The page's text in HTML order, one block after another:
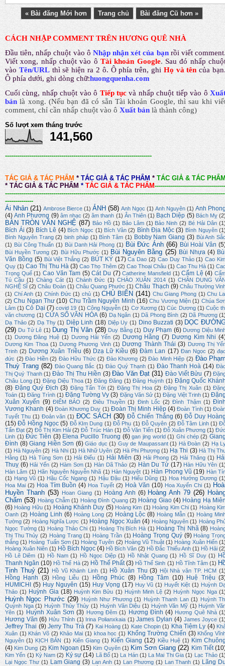
« Bài đăng Mới hơn Trang chủ Bài đăng Cũ hơn »
CÁCH NHẬP COMMENT TRÊN HƯƠNG QUÊ NHÀ
Đầu tiên, nhấp chuột vào ô Nhập nhận xét của bạn rồi viết comment
Viết xong, nhấp chuột vào ô Tài khoản Google. Sau đó nhấp
vào Tên/URL thì sẽ hiện ra 2 ô. Ô phía trên, ghi Họ và tên của
Ô phía dưới, ghi dòng chữ:huongquenha.com
Cuối cùng, nhấp chuột vào ô Tiếp tục và nhấp chuột tiếp vào ô
bản là xong.(Nếu bạn đã có sẵn Tài khoản Google, thì sau khi
comment, chỉ cần nhấp chuột vào ô Xuất bản là thành công)
Số lượt xem tháng trước
141,560
-------------------------------------------------------------------------
TÁC GIẢ & TÁC PHẨM * TÁC GIẢ & TÁC PHẨM * TÁC GIẢ & TÁC
* TÁC GIẢ & TÁC PHẨM * TÁC GIẢ & TÁC PHẨM-----------------------------------
--------------
Ái Nhân (21) Ambrose Bierce (1) ẢNH (58) Anh Ngọc (1) Anh Nguyên (1) Anh
(4) Anh Phương (9) âm nhạc (2) âm thanh (1) Ân Thiên (1) Bạch Diệp (5) Bách Mỵ
BÀN TRÒN VĂN NGHỆ (87) Bảo Hồ (1) Bảo Lâm (1) Bảo Ninh (2) Bé Hải Dân
Bích Ái (3) Bích Lê (4) Bích Ngọc (1) Bích Vân (2) Bình Địa Mộc (3) Bình Nguyên
Bình Nguyên Trang (2) binh pháp (1) Bình Tâm (1) Bobby Nam Giang (3) Bùi Anh
(1) Bùi Công Thuấn (1) Bùi Danh Hải Phong (1) Bùi Đức Ánh (66) Bùi Hoài Vân
Bùi Huyền Tương (2) Bùi Hữu Phước (1) Bùi Nguyên Bằng (25) Bùi Nhựa (4)
Văn Bồng (5) Bùi Việt Thắng (2) BÚT KÝ (17) Ca Dao (2) Cao Duy Thảo (1) Cao
Quy (1) Cao Thị Thu Hà (3) Cao Thọ Thêm (2) Cao Thoại Châu (1) Cao Thu Hà (1)
Trọng Quế (1) Cao Văn Tam (5) Cát Du (7) Catherine Mansfield (1) Cẩm Lệ (4)
Tú Cầu (1) Chàng Cát (1) Chánh Đức (1) CHÀO XUÂN 2014 (1) CHÂN DUNG
NGHỆ SĨ (2) Châu Đoàn (1) Châu Quang Phước (1) Châu Thạch (9) Châu Thường
(1) Chí Anh (1) Chính Đức (1) chủ (1) CHỦ BIÊN (141) Chu Giang Phong (1) Chu
(2) Chu Ngạn Thư (10) Chu Trầm Nguyên Minh (16) Chu Vương Miện (1) Chúa
Lâm (1) Cỏ Dại (7) covid 19 (1) Công Nguyễn (1) Cơ Xương (1) Cúc Dương (1) Cuộc
văn chương (1) CỬA SỔ VĂN HÓA (6) Dạ Ngân (1) Dã Phong Bình (2) Dã Phương
Dạ Thảo (2) Dạ Thy (1) Diệp Linh (18) Diệp Uy (1) Dino Buzzati (3) DỌC
(29) Du Tử Lê (1) Dung Thị Vân (28) Duy Bằng (1) Duy Phạm (6) Dương Diệu
(1)
Dương Đăng Huệ (1) Dương Hải Yến (2) Dương Hằng (7) Dương Kim Nhi
Dương Kim Thoa (1) Dương Phương Vinh (1) Dương Thành Thái (3) Dương Thị
Trinh (2) Dương Xuân Triều (6) Dzạ Lữ Kiều (6) Đàm Lan (17) Đan Ngọc (2)
đức (2) Đào Hiền (2) Đào Hữu Thức (2) Đào Khương (2) Đào Minh Hiệp (2) Đào
Thuỳ Trang (82) Đào Quang Bắc (1) Đào Quý Thạnh (1) Đào Thanh Hoà (14)
Thị Quý Thanh (1) Đào Thị Thu Hiền (3) Đào Văn Đạt (31) Đào Viết Bửu (7)
Châu Long (1) Đặng Diệu Thoa (1) Đăng Đăng (1) Đăng Huỳnh (1) Đặng Quốc
(8) Đặng Quý Địch (3) Đặng Tấn Tới (2) Đặng Thị Hoa (2) Đặng Thị Xuân (1)
Toán (1) Đăng Trình (1) Đặng Tường Vy (3) Đặng Văn Sử (1) Đặng Việt Trinh (1)
Xuân Xuyến (9) ĐIỂM BÁO (2) Điêu Thuyền (1) Đinh Lốc (2) Đình Thậm (1)
Vương Khanh (4) Đoàn Khương Duy (1) Đoàn Thị Minh Hiệp (4) Đoàn Tình (1)
Tuyết Thu (1) Đoản văn (1) ĐỌC SÁCH (30) Đỗ Chiến Thắng (6) Đỗ Duy
(15) Đỗ Hồng Ngọc (5) Đỗ KIm Dung (1) Đỗ Phu (1) Đỗ Quyên (2) Đỗ Tâm Linh (1)
Tấn Đạt (2) Đỗ Thị Kim Hải (2) Đỗ Trúc Hàn (1) Đỗ Văn Tiến (1) Đỗ Xuân Phương (1)
Linh (1) Đức Tiên (3) Elena Pucillo Truong (6) gan jing world (1) Ghi chép (2)
Đình (8) Giang Hiền Sơn (6) Giáo dục (1) Guy de Maupassant (1) Hà Đoàn (2) Hạ
(1) Hà Nguyên (2) Hà Nhi (1) Hà Nhữ Uyên (2) Hà Phi Phượng (1) Hạ Thi (3) Hà Thị
Hằng (1) Hà Tùng Sơn (1) Hải Điểu (1) Hải Miên (3) Hải Phong (2) Hải Thăng (1)
Thuỵ (6) Hải Yến (2) Hàm Sơn (1) Hàn Dã Thảo (2) Hàn Du Tử (17) Hàn Hữu Yên
Hàn Lâm (1) Hãn Nguyên Nguyễn Nhã (1) Hàn Nguyệt (1) Hàn Phong Vũ (19) Hàn
(1) Hạng Vũ (1) Hậu Cốc Ngang (1) Hậu Đậu (1) Hiếu Dũng (1) Hoa Hướng Dương
Hoa Mai (2) Hoa Tím Buồn (4) Hoa Tuyết (2) Hoà Văn (10) Hoa Xuyến Chi (1)
Huyền Thanh (53) Hoan Giang (1) Hoàng Anh (6) Hoàng Anh 79 (26)
Chẩm (53) Hoàng Chẫm (1) Hoàng Đình Quang (2) Hoàng Giao (4) Hoàng Hạ
(6) Hoàng Hữu (1) Hoàng Khánh Duy (5) Hoàng Kim (1) Hoàng Kim Chi (1) Hoàng
Oanh (2) Hoàng Linh (6) Hoàng Long (2) Hoàng Lộc (8) Hoàng Mẫn (1) Hoàng
Tường (2) Hoàng Nghĩa Lược (1) Hoàng Ngọc Xuân (4) Hoàng Nguyên (1) Hoàng
Ngọc Tường (1) Hoàng Thảo Chi (1) Hoàng Thị Bích Hà (1) Hoàng Thị Nhã (8)
Thị Thu Thủy (2) Hoàng Trang (1) Hoàng Trần (1) Hoàng Trọng Quý (9) Hoàng
thắng (1) Hoàng Tuấn Sơn (1) Hoàng Tuyên (2) Hoàng Vũ Thuật (1) Hoàng Xuân Hiến
Hoàng Xuân Niên (1) Hồ Bích Ngọc (4) Hồ Bích Vân (2) Hồ Đắc Thiếu Anh (1) Hồ Hải
Hồ Lê Diêm (1) Hồ Nam (1) Hồ Ngọc Diệp (1) Hồ Nhật Quang (1) Hồ Sĩ Duy (1)
Thanh Ngân (10) Hồ Thế Hà (2) Hồ Thế Phất (3) Hồ Thế Sinh (1) Hồ Tĩnh Tâm (1)
Tịnh Thuỷ (21) Hồ Vũ Khánh Linh (1) Hồ Xuân Thu (3) Hội Nhà văn TP. HCM
Hồng Hạnh (3) Hồng Liễu (1) Hồng Phúc (8) Hồng Tâm (10) Huệ Triệu
HUMICHI
(5) Huy Nguyên (15) Huy Vọng (17) Huy Vũ (1) Huyết Kiệt (1) Huỳnh
Thảo (1) Huỳnh Gia (18) Huỳnh Kim Bửu (1) Huỳnh Minh Lệ (2) Huỳnh Ngọc Nga
Huỳnh Ngọc Phước (29) Huỳnh Như Phương (1) Huỳnh Thanh Lan (1)
Huỳnh
Quỳnh Nga (1) Huỳnh Thúy Thúy (1) Huỳnh Văn Diệu (1) Huỳnh Văn Mỹ (1) Huỳnh
Yên (1) Huỳnh Xuân Sơn (3) Hương Đêm (1) Hương Đình (4) Hương Quê Nhà
Hương Văn (6) Hửu Thỉnh (1) Irina Polianxkaia (1) James Dylan (4) James Joyce
Jeffrey Thai (9) Jerry Thu Trà (7) Kai Hoàng (1) Kate Chopin (1) Kha Tiệm Ly (4)
Xuân (1) Khán Võ (2) Khảo Mai (1) khoa học (1) Khổng Trường Chiến (3) Khổng
Nguyên (1) KỊCH BẢN (1) Kiên Giang (1) Kiến Giang (12) Kiều Huệ (1) Kim
(4) Kim Dung (2) Kim Ngoan (15) Kim Quyên (1) Kim Sơn Giang (22) Kim Tiết
Kim Yến (1) Kỳ Nam (2) Ký sự (14) Lã Bố (1) La Hán (1) La Mai Thi Gia (1) Lạc Thảo
Lại Ngọc Thư (1) Lam Giang (3) Lan Anh (1) Lan Phương (1) Lan Thanh (1) Lãng